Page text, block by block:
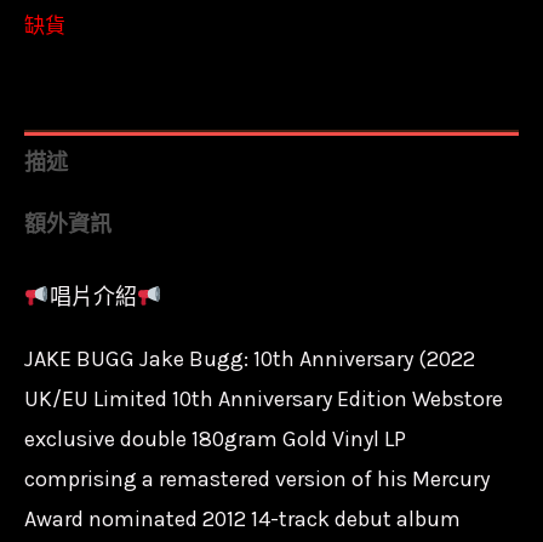
缺貨
描述
額外資訊
唱片介紹
JAKE BUGG Jake Bugg: 10th Anniversary (2022
UK/EU Limited 10th Anniversary Edition Webstore
exclusive double 180gram Gold Vinyl LP
comprising a remastered version of his Mercury
Award nominated 2012 14-track debut album